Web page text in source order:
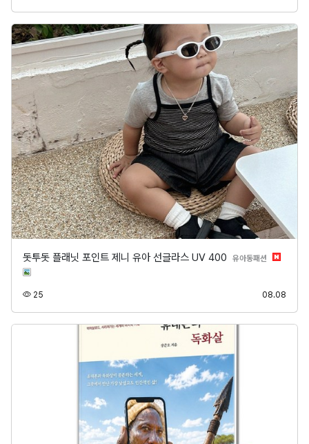
돗투돗 플래닛 포인트 제니 유아 선글라스 UV 400 유아동패션 분류
25 08.08